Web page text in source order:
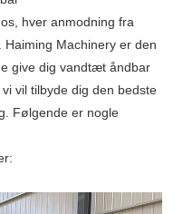
hver anmodning fra
Machinery er den
give dig vandtæt åndbar
vil tilbyde dig den bedste
Følgende er nogle